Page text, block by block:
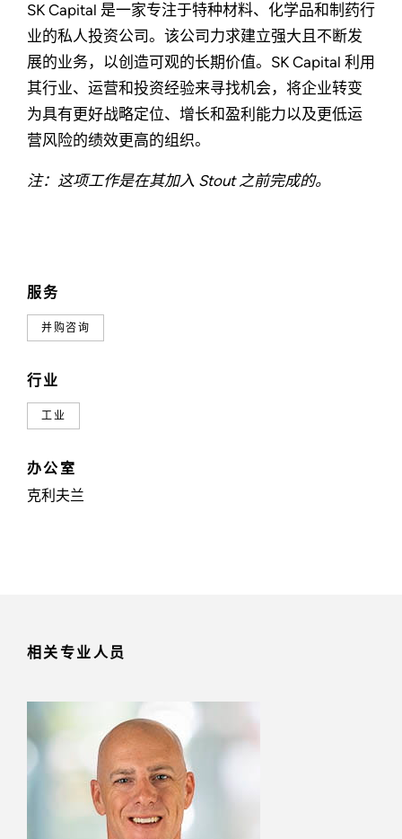
服务
并购咨询
行业
工业
办公室
克利夫兰
SK Capital 是一家专注于特种材料、化学品和制药行
业的私人投资公司。该公司力求建立强大且不断发
展的业务，以创造可观的长期价值。SK Capital 利用
其行业、运营和投资经验来寻找机会，将企业转变
为具有更好战略定位、增长和盈利能力以及更低运
营风险的绩效更高的组织。
注：这项工作是在其加入 Stout 之前完成的。
相关专业人员